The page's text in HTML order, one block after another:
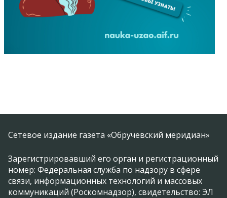
Сетевое издание газета «Обручевский меридиан»
Зарегистрировавший его орган и регистрационный
номер: Федеральная служба по надзору в сфере
связи, информационных технологий и массовых
коммуникаций (Роскомнадзор), свидетельство: ЭЛ